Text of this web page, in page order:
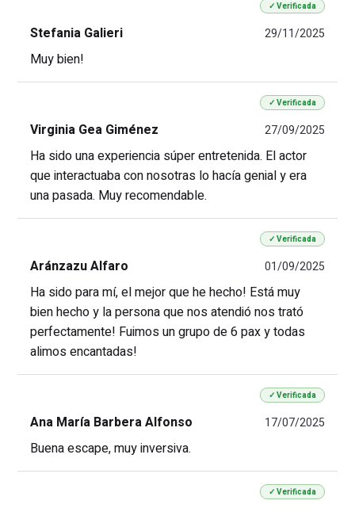
✓ Verificada
Stefania Galieri 29/11/2025
Muy bien!
✓ Verificada
Virginia Gea Giménez 27/09/2025
Ha sido una experiencia súper entretenida. El actor
que interactuaba con nosotras lo hacía genial y era
una pasada. Muy recomendable.
✓ Verificada
Aránzazu Alfaro 01/09/2025
Ha sido para mí, el mejor que he hecho! Está muy
bien hecho y la persona que nos atendió nos trató
perfectamente! Fuimos un grupo de 6 pax y todas
alimos encantadas!
✓ Verificada
Ana María Barbera Alfonso 17/07/2025
Buena escape, muy inversiva.
✓ Verificada